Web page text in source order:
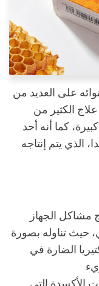
على العديد من
الكثير من
كما أنه أحد
الذي يتم إنتاجه
مشاكل الجهاز
حيث تناوله بصورة
الضارة في
الأكسدة التي